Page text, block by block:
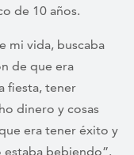
de 10 años.
mi vida, buscaba
de que era
fiesta, tener
dinero y cosas
era tener éxito y
estaba bebiendo”.